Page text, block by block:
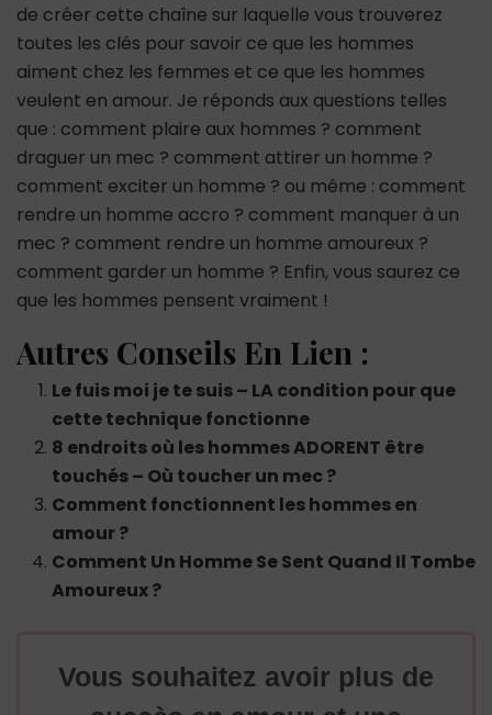
de créer cette chaîne sur laquelle vous trouverez
toutes les clés pour savoir ce que les hommes
aiment chez les femmes et ce que les hommes
veulent en amour. Je réponds aux questions telles
que : comment plaire aux hommes ? comment
draguer un mec ? comment attirer un homme ?
comment exciter un homme ? ou même : comment
rendre un homme accro ? comment manquer à un
mec ? comment rendre un homme amoureux ?
comment garder un homme ? Enfin, vous saurez ce
que les hommes pensent vraiment !
Autres Conseils En Lien :
Le fuis moi je te suis – LA condition pour que
cette technique fonctionne
8 endroits où les hommes ADORENT être
touchés – Où toucher un mec ?
Comment fonctionnent les hommes en
amour ?
Comment Un Homme Se Sent Quand Il Tombe
Amoureux ?
Vous souhaitez avoir plus de